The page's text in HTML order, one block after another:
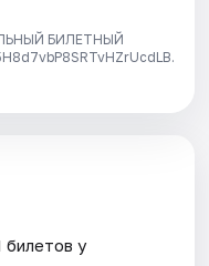
БИЛЕТНЫЙ
у